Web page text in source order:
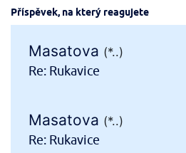
Příspěvek, na který reagujete
Masatova (*..)
Re: Rukavice
Masatova (*..)
Re: Rukavice